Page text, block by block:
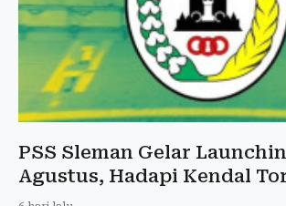
PSS Sleman Gelar
Agustus, Hadapi Kendal